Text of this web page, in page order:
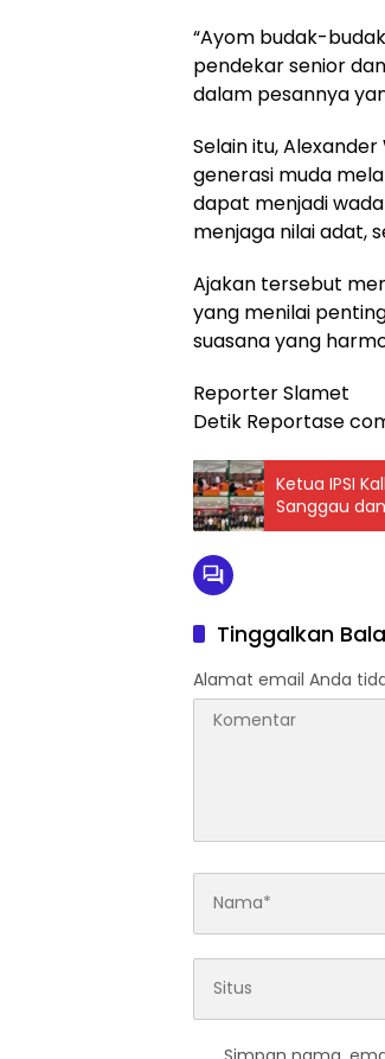
“Ayom budak-
pendekar senior
dalam pesannya
Selain itu,
generasi muda
dapat menjadi
menjaga nilai adat,
Ajakan tersebut
yang menilai
suasana yang
Reporter Slamet
Detik Reportase
Ketua IPSI
Sanggau
Tinggalkan
Alamat email Anda